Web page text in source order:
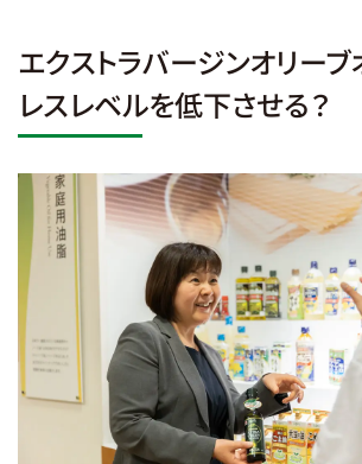
エクストラバージンオリーブ
レスレベルを低下させる？